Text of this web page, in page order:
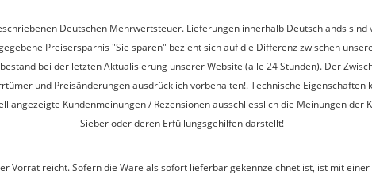
Deutschen Mehrwertsteuer. Lieferungen innerhalb Deutschlands
Preisersparnis "Sie sparen" bezieht sich auf die Differenz zwischen
bei der letzten Aktualisierung unserer Website (alle 24 Stunden). Der
und Preisänderungen ausdrücklich vorbehalten!. Technische
angezeigte Kundenmeinungen / Rezensionen ausschliesslich die Meinungen
Sieber oder deren Erfüllungsgehilfen darstellt!
Vorrat reicht. Sofern die Ware als sofort lieferbar gekennzeichnet ist, ist mit